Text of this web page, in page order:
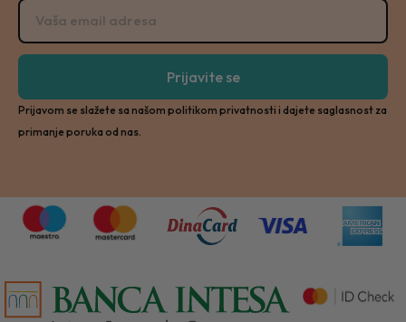
Prijavite se
Prijavom se slažete sa našom politikom privatnosti i dajete saglasnost za
primanje poruka od nas.